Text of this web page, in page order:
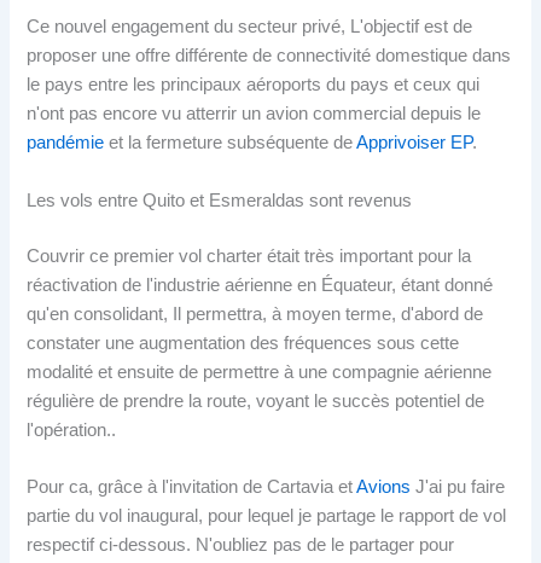
Ce nouvel engagement du secteur privé, L'objectif est de
proposer une offre différente de connectivité domestique dans
le pays entre les principaux aéroports du pays et ceux qui
n'ont pas encore vu atterrir un avion commercial depuis le
pandémie et la fermeture subséquente deApprivoiser EP.
Les vols entre Quito et Esmeraldas sont revenus
Couvrir ce premier vol charter était très important pour la
réactivation de l'industrie aérienne en Équateur, étant donné
qu'en consolidant, Il permettra, à moyen terme, d'abord de
constater une augmentation des fréquences sous cette
modalité et ensuite de permettre à une compagnie aérienne
régulière de prendre la route, voyant le succès potentiel de
l'opération..
Pour ca, grâce à l'invitation de Cartavia etAvions J'ai pu faire
partie du vol inaugural, pour lequel je partage le rapport de vol
respectif ci-dessous. N'oubliez pas de le partager pour